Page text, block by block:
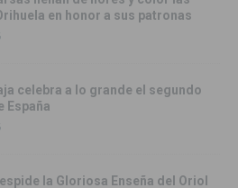
en honor a sus patronas
celebra a lo grande el segundo
España
la Gloriosa Enseña del Oriol